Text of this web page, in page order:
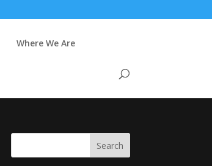
Where We Are